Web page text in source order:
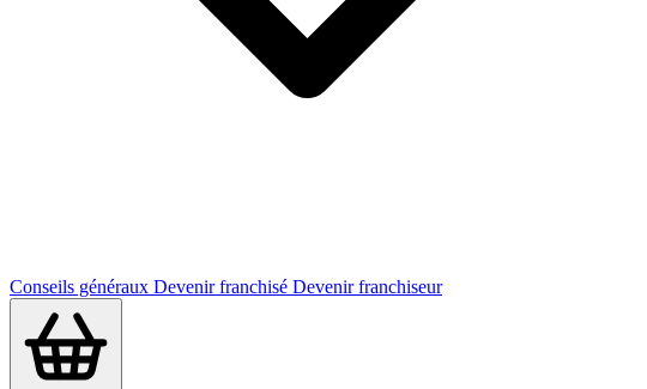
Conseils généraux Devenir franchisé Devenir franchiseur